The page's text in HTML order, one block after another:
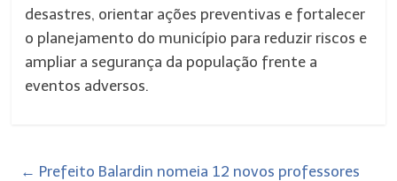
desastres, orientar ações preventivas e fortalecer
o planejamento do município para reduzir riscos e
ampliar a segurança da população frente a
eventos adversos.
← Prefeito Balardin nomeia 12 novos professores